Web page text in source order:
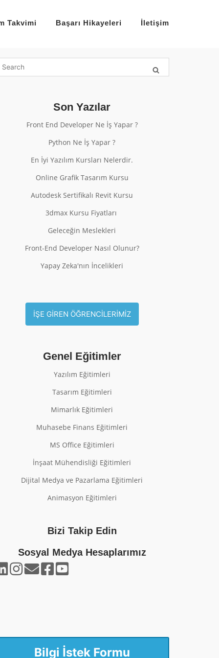
Takvimi Başarı Hikayeleri İletişim
Son Yazılar
Front End Developer Ne İş Yapar ?
Python Ne İş Yapar ?
En İyi Yazılım Kursları Nelerdir.
Online Grafik Tasarım Kursu
Autodesk Sertifikalı Revit Kursu
3dmax Kursu Fiyatları
Geleceğin Meslekleri
Front-End Developer Nasıl Olunur?
Yapay Zeka'nın İncelikleri
İŞE GİREN ÖĞRENCİLERİMİZ
Genel Eğitimler
Yazılım Eğitimleri
Tasarım Eğitimleri
Mimarlık Eğitimleri
Muhasebe Finans Eğitimleri
MS Office Eğitimleri
İnşaat Mühendisliği Eğitimleri
Dijital Medya ve Pazarlama Eğitimleri
Animasyon Eğitimleri
Bizi Takip Edin
Sosyal Medya Hesaplarımız
Bilgi İstek Formu